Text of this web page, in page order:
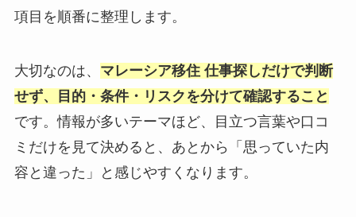
項目を順番に整理します。
大切なのは、 マレーシア移住 仕事探しだけで判断
せず、目的・条件・リスクを分けて確認すること
です。情報が多いテーマほど、目立つ言葉や口コ
ミだけを見て決めると、あとから「思っていた内
容と違った」と感じやすくなります。